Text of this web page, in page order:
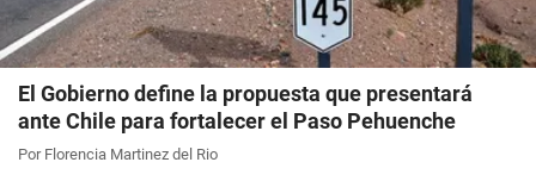
El Gobierno define la propuesta que presentará
ante Chile para fortalecer el Paso Pehuenche
Por Florencia Martinez del Rio